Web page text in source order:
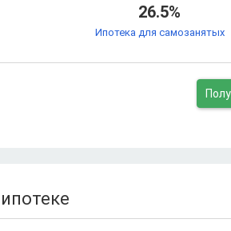
26.5%
Ипотека для самозанятых